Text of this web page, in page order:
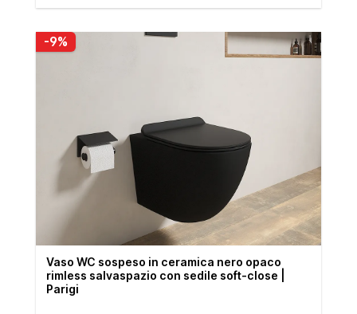
-9%
Vaso WC sospeso in ceramica nero opaco
rimless salvaspazio con sedile soft-close |
Parigi